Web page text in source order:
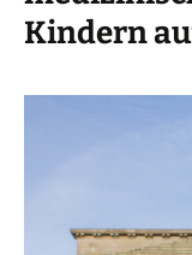
Kindern